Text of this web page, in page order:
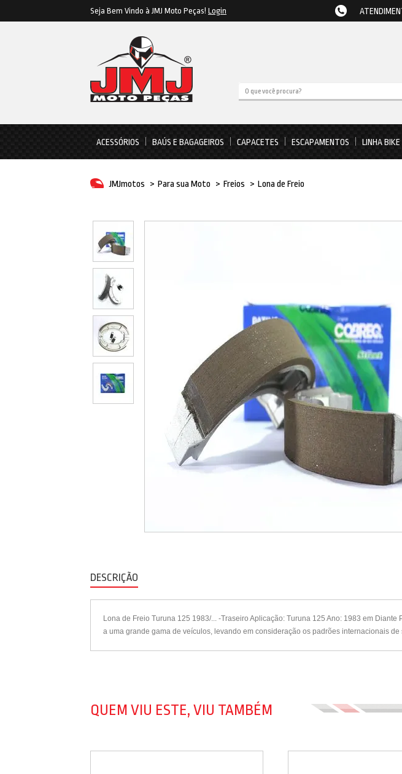
Seja Bem Vindo à JMJ Moto Peças! Login
ACESSÓRIOS BAÚS E BAGAGEIROS CAPACETES ESCAPAMENTOS LINHA BIKE
JMJmotos > Para sua Moto > Freios > Lona de Freio
DESCRIÇÃO
Lona de Freio Turuna 125 1983/... -Traseiro Aplicação: Turuna 125 Ano: 1983 em
a uma grande gama de veículos, levando em consideração os padrões internacionais
QUEM VIU ESTE, VIU TAMBÉM